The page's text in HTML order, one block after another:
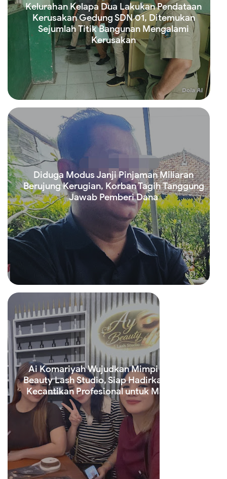
Kelurahan Kelapa Dua Lakukan Pendataan
Kerusakan Gedung SDN 01, Ditemukan
Sejumlah Titik Bangunan Mengalami
Kerusakan
Read more
Diduga Modus Janji Pinjaman Miliaran
Berujung Kerugian, Korban Tagih Tanggung
Jawab Pemberi Dana
Ai Komariyah Wujudkan Mimpi Lewat Ay
Beauty Lash Studio, Siap Hadirkan Layanan
Kecantikan Profesional untuk Masyarakat